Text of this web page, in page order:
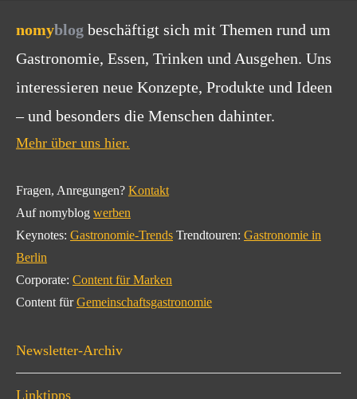
nomyblog beschäftigt sich mit Themen rund um
Gastronomie, Essen, Trinken und Ausgehen. Uns
interessieren neue Konzepte, Produkte und Ideen
– und besonders die Menschen dahinter.
Mehr über uns hier.
Fragen, Anregungen? Kontakt
Auf nomyblog werben
Keynotes: Gastronomie-Trends Trendtouren: Gastronomie in
Berlin
Corporate: Content für Marken
Content fürGemeinschaftsgastronomie
Newsletter-Archiv
Linktipps